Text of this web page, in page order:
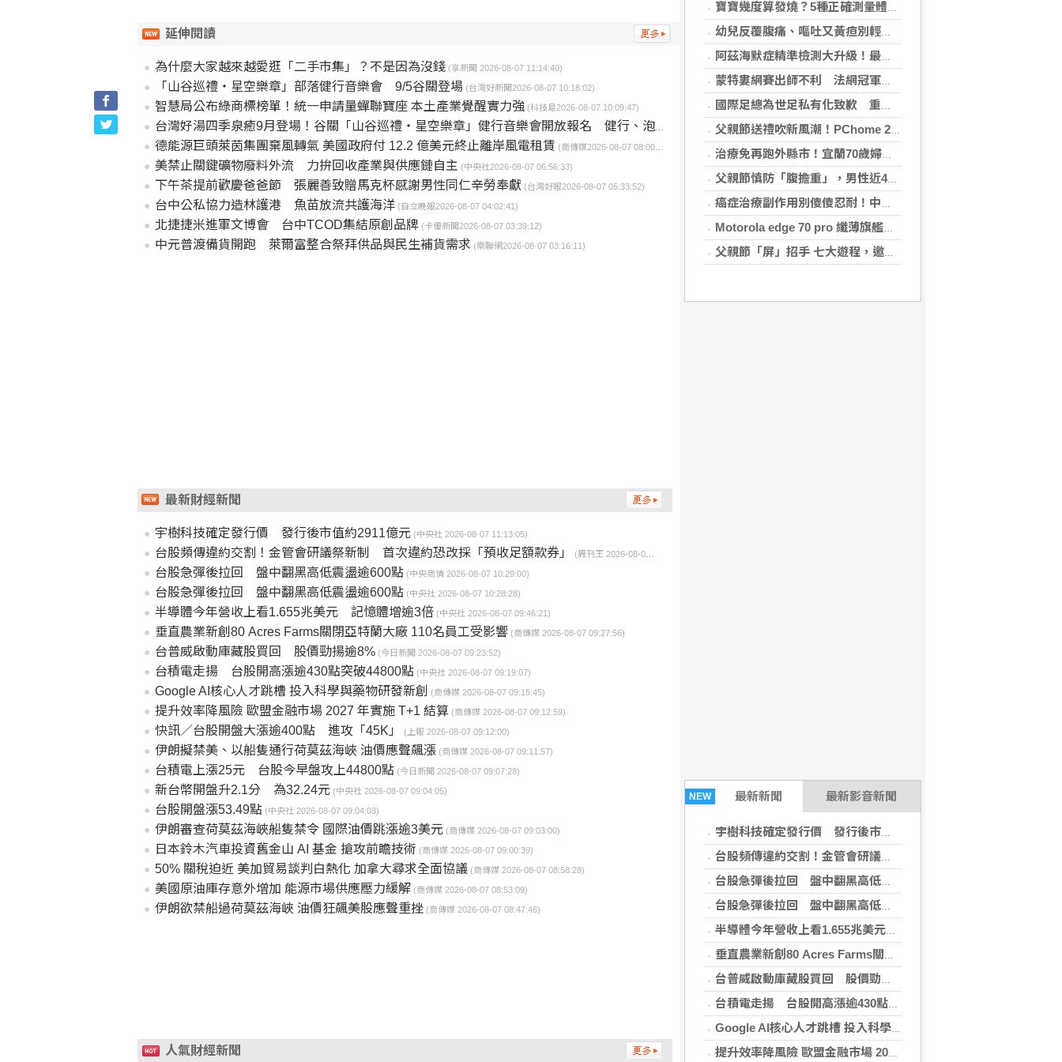
寶寶幾度算發燒？5種正確測量體溫的方法：耳溫測量快、額溫快速便利
幼兒反覆腹痛、嘔吐又黃疸別輕忽 當心罹患罕見先天性膽管囊腫
阿茲海默症精準檢測大升級！最新血液生物標記檢測，不再只能靠「猜」
蒙特婁網賽出師不利 法網冠軍茲韋列夫輸荷蘭對手
國際足總為世足私有化致歉 重申力挺主席英凡提諾
父親節送禮吹新風潮！PChome 24h 購物揭男香 TOP5 與居家健身器材買氣翻倍
治療免再跑外縣市！宜蘭70歲婦心房顫動多年 在地接受電燒治療改善心悸
父親節慎防「腹擔重」，男性近4成有脂肪肝！醫籲：別忘量腰圍、檢視健檢報告
癌症治療副作用別傻傻忍耐！中醫個人化體質調理 助癌友緩解疲憊與不適
Motorola edge 70 pro 纖薄旗艦登場 g37 power 7,000mAh 怪獸級電量同步亮相
父親節「屏」招手 七大遊程，邀您陪爸爸一起過節「趣」！
NEW 最新新聞 最新影音新聞
宇樹科技確定發行價 發行後市值約2911億元
台股頻傳違約交割！金管會研議祭新制 首次違約恐改採「預收足額款券」
台股急彈後拉回 盤中翻黑高低震盪逾600點
台股急彈後拉回 盤中翻黑高低震盪逾600點
半導體今年營收上看1.655兆美元 記憶體增逾3倍
垂直農業新創80 Acres Farms關閉亞特蘭大廠 110名員工受影響
台普威啟動庫藏股買回 股價勁揚逾8%
台積電走揚 台股開高漲逾430點突破44800點
Google AI核心人才跳槽 投入科學與藥物研發新創
提升效率降風險 歐盟金融市場 2027 年實施 T+1 結算
延伸閱讀
為什麼大家越來越愛逛「二手市集」？不是因為沒錢 (享新聞 2026-08-07 11:14:40)
「山谷巡禮・星空樂章」部落健行音樂會 9/5谷關登場 (台灣好新聞2026-08-07 10:18:02)
智慧局公布綠商標榜單！統一申請量蟬聯寶座 本土產業覺醒實力強 (科技島2026-08-07 10:09:47)
台灣好湯四季泉癒9月登場！谷關「山谷巡禮・星空樂章」健行音樂會開放報名 健行、泡湯、星空一次滿足 (互傳媒2026-08-07 09:56:45)
德能源巨頭萊茵集團棄風轉氣 美國政府付 12.2 億美元終止離岸風電租賃 (商傳媒2026-08-07 08:00:52)
美禁止關鍵礦物廢料外流 力拚回收產業與供應鏈自主 (中央社2026-08-07 06:56:33)
下午茶提前歡慶爸爸節 張麗善致贈馬克杯感謝男性同仁辛勞奉獻 (台灣好報2026-08-07 05:33:52)
台中公私協力造林護港 魚苗放流共護海洋 (自立晚報2026-08-07 04:02:41)
北捷捷米進軍文博會 台中TCOD集結原創品牌 (卡優新聞2026-08-07 03:39:12)
中元普渡備貨開跑 萊爾富整合祭拜供品與民生補貨需求 (樂聯網2026-08-07 03:16:11)
最新財經新聞
宇樹科技確定發行價 發行後市值約2911億元 (中央社 2026-08-07 11:13:05)
台股頻傳違約交割！金管會研議祭新制 首次違約恐改採「預收足額款券」 (周刊王 2026-08-07 11:04:35)
台股急彈後拉回 盤中翻黑高低震盪逾600點 (中央商情 2026-08-07 10:29:00)
台股急彈後拉回 盤中翻黑高低震盪逾600點 (中央社 2026-08-07 10:28:28)
半導體今年營收上看1.655兆美元 記憶體增逾3倍 (中央社 2026-08-07 09:46:21)
垂直農業新創80 Acres Farms關閉亞特蘭大廠 110名員工受影響 (商傳媒 2026-08-07 09:27:56)
台普威啟動庫藏股買回 股價勁揚逾8% (今日新聞 2026-08-07 09:23:52)
台積電走揚 台股開高漲逾430點突破44800點 (中央社 2026-08-07 09:19:07)
Google AI核心人才跳槽 投入科學與藥物研發新創 (商傳媒 2026-08-07 09:15:45)
提升效率降風險 歐盟金融市場 2027 年實施 T+1 結算 (商傳媒 2026-08-07 09:12:59)
快訊／台股開盤大漲逾400點 進攻「45K」 (上報 2026-08-07 09:12:00)
伊朗擬禁美、以船隻通行荷莫茲海峽 油價應聲飆漲 (商傳媒 2026-08-07 09:11:57)
台積電上漲25元 台股今早盤攻上44800點 (今日新聞 2026-08-07 09:07:28)
新台幣開盤升2.1分 為32.24元 (中央社 2026-08-07 09:04:05)
台股開盤漲53.49點 (中央社 2026-08-07 09:04:03)
伊朗審查荷莫茲海峽船隻禁令 國際油價跳漲逾3美元 (商傳媒 2026-08-07 09:03:00)
日本鈴木汽車投資舊金山 AI 基金 搶攻前瞻技術 (商傳媒 2026-08-07 09:00:39)
50% 關稅迫近 美加貿易談判白熱化 加拿大尋求全面協議 (商傳媒 2026-08-07 08:58:28)
美國原油庫存意外增加 能源市場供應壓力緩解 (商傳媒 2026-08-07 08:53:09)
伊朗欲禁船過荷莫茲海峽 油價狂飆美股應聲重挫 (商傳媒 2026-08-07 08:47:46)
人氣財經新聞